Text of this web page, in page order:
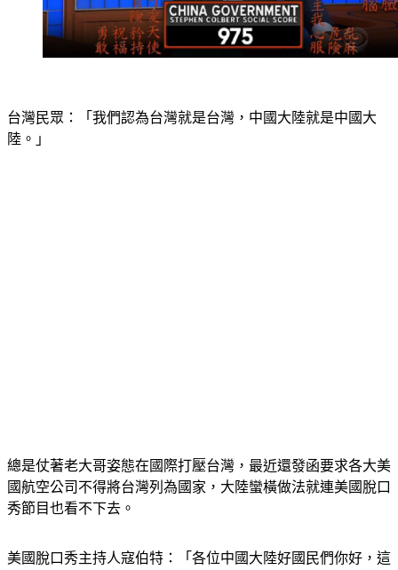
台灣民眾：「我們認為台灣就是台灣，中國大陸就是中國大
陸。」
總是仗著老大哥姿態在國際打壓台灣，最近還發函要求各大美
國航空公司不得將台灣列為國家，大陸蠻橫做法就連美國脫口
秀節目也看不下去。
美國脫口秀主持人寇伯特：「各位中國大陸好國民們你好，這